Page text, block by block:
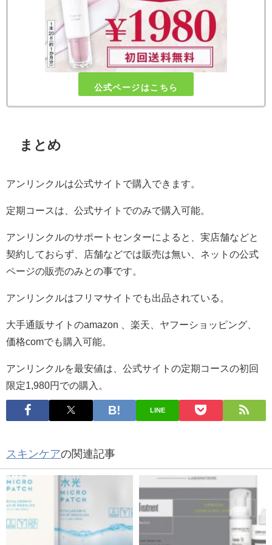
公式ページはこちら
まとめ
アンリンクルは公式サイトで購入できます。
定期コースは、公式サイトでのみで購入可能。
アンリンクルのサポートセンターによると、実店舗などと
契約しておらず、店舗などでは販売は無い、ネットの公式
ページの販売のみとの事です。
アンリンクルはフリマサイトでも出品されている。
大手通販サイトのamazon 、楽天、ヤフーショッピング、
価格comでも購入可能。
アンリンクルを最安値は、公式サイトの定期コースの初回
限定1,980円での購入。
LINE
スキンケアの関連記事